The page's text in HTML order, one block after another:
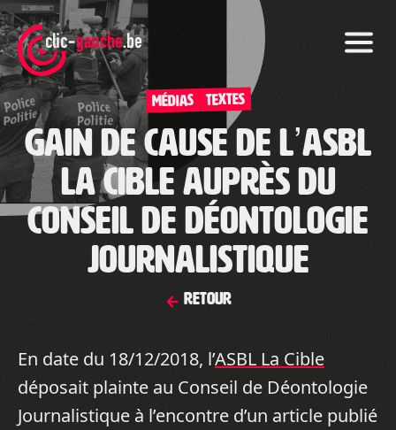
Skip
to
the
content
Médias TEXTES
Gain de cause de l’ASBL
La Cible auprès du
Conseil de Déontologie
Journalistique
Retour
En date du 18/12/2018, l’ASBL La Cible
déposait plainte au Conseil de Déontologie
Journalistique à l’encontre d’un article publié